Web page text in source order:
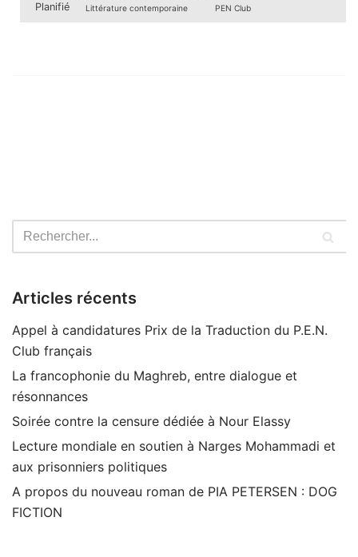
Planifié Littérature contemporaine PEN Club
Articles récents
Appel à candidatures Prix de la Traduction du P.E.N.
Club français
La francophonie du Maghreb, entre dialogue et
résonnances
Soirée contre la censure dédiée à Nour Elassy
Lecture mondiale en soutien à Narges Mohammadi et
aux prisonniers politiques
A propos du nouveau roman de PIA PETERSEN : DOG
FICTION